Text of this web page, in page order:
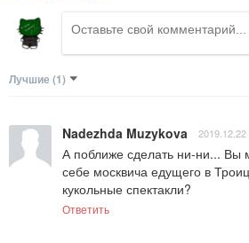
Лучшие (1)
Nadezhda Muzykova 2019.12.22
А поближе сделать ни-ни... Вы
себе москвича едущего в
кукольные спектакли?
Ответить